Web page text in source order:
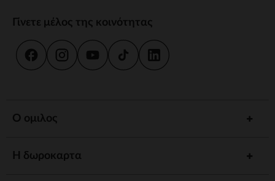
Γίνετε μέλος της κοινότητας
Ο ομιλος
Η δωροκαρτα